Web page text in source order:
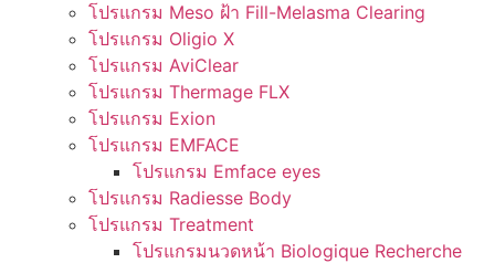
โปรแกรม Meso ฝ้า Fill-Melasma Clearing
โปรแกรม Oligio X
โปรแกรม AviClear
โปรแกรม Thermage FLX
โปรแกรม Exion
โปรแกรม EMFACE
โปรแกรม Emface eyes
โปรแกรม Radiesse Body
โปรแกรม Treatment
โปรแกรมนวดหน้า Biologique Recherche